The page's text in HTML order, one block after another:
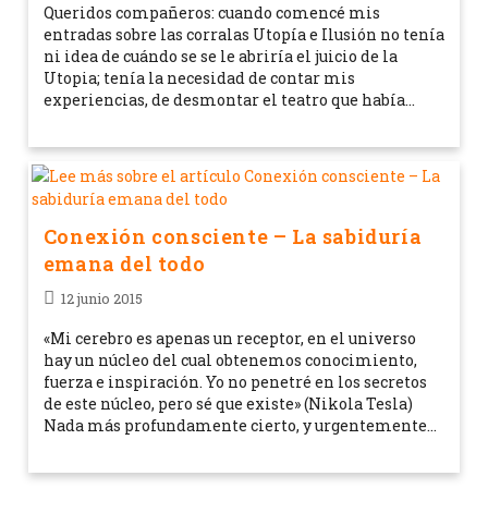
Queridos compañeros: cuando comencé mis
entradas sobre las corralas Utopía e Ilusión no tenía
ni idea de cuándo se se le abriría el juicio de la
Utopia; tenía la necesidad de contar mis
experiencias, de desmontar el teatro que había…
Conexión consciente – La sabiduría
emana del todo
12 junio 2015
«Mi cerebro es apenas un receptor, en el universo
hay un núcleo del cual obtenemos conocimiento,
fuerza e inspiración. Yo no penetré en los secretos
de este núcleo, pero sé que existe» (Nikola Tesla)
Nada más profundamente cierto, y urgentemente…